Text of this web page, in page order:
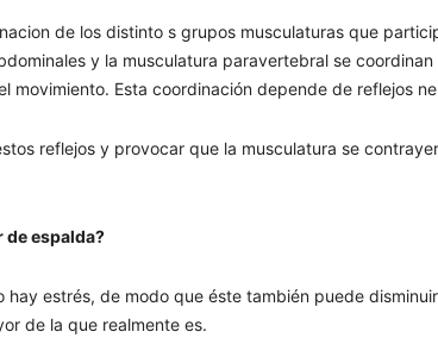
de los distinto s grupos musculaturas que
y la musculatura paravertebral se
movimiento. Esta coordinación depende de reflejos
reflejos y provocar que la musculatura se
de espalda?
estrés, de modo que éste también puede
de la que realmente es.